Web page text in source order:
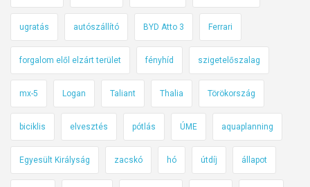
ugratás autószállító BYD Atto 3 Ferrari
forgalom elől elzárt terület fényhíd szigetelőszalag
mx-5 Logan Taliant Thalia Törökország
biciklis elvesztés pótlás ÚME aquaplanning
Egyesült Királyság zacskó hó útdíj állapot